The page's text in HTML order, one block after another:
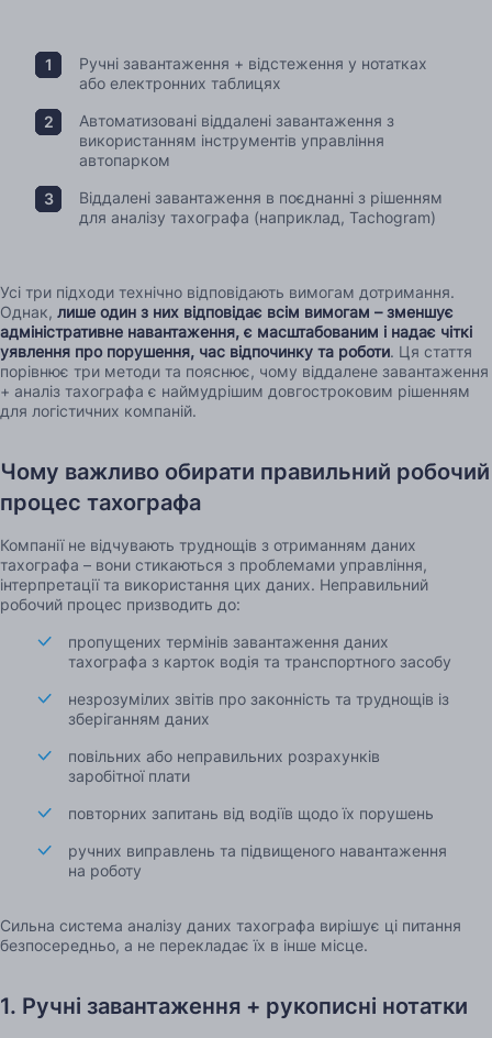
Ручні завантаження + відстеження у нотатках
або електронних таблицях
Автоматизовані віддалені завантаження з
використанням інструментів управління
автопарком
Віддалені завантаження в поєднанні з рішенням
для аналізу тахографа (наприклад, Tachogram)
Усі три підходи технічно відповідають вимогам дотримання.
Однак, лише один з них відповідає всім вимогам – зменшує
адміністративне навантаження, є масштабованим і надає чіткі
уявлення про порушення, час відпочинку та роботи. Ця стаття
порівнює три методи та пояснює, чому віддалене завантаження
+ аналіз тахографа є наймудрішим довгостроковим рішенням
для логістичних компаній.
Чому важливо обирати правильний робочий
процес тахографа
Компанії не відчувають труднощів з отриманням даних
тахографа – вони стикаються з проблемами управління,
інтерпретації та використання цих даних. Неправильний
робочий процес призводить до:
пропущених термінів завантаження даних
тахографа з карток водія та транспортного засобу
незрозумілих звітів про законність та труднощів із
зберіганням даних
повільних або неправильних розрахунків
заробітної плати
повторних запитань від водіїв щодо їх порушень
ручних виправлень та підвищеного навантаження
на роботу
Сильна система аналізу даних тахографа вирішує ці питання
безпосередньо, а не перекладає їх в інше місце.
1. Ручні завантаження + рукописні нотатки